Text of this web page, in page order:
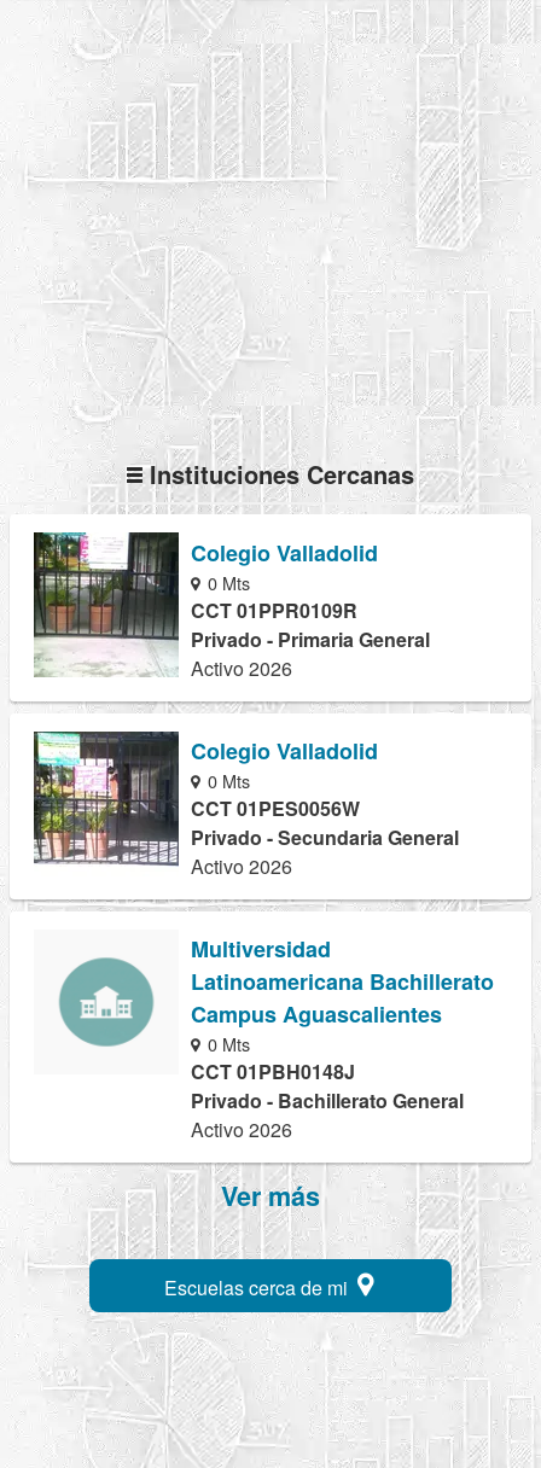
Instituciones Cercanas
Colegio Valladolid
0 Mts
CCT 01PPR0109R
Privado - Primaria General
Activo 2026
Colegio Valladolid
0 Mts
CCT 01PES0056W
Privado - Secundaria General
Activo 2026
Multiversidad
Latinoamericana Bachillerato
Campus Aguascalientes
0 Mts
CCT 01PBH0148J
Privado - Bachillerato General
Activo 2026
Ver más
Escuelas cerca de mi